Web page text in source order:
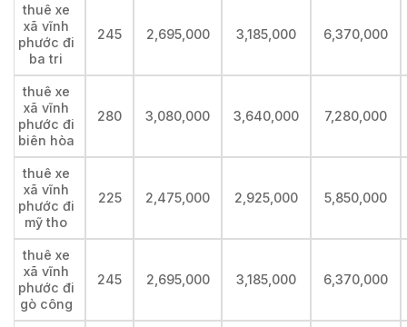
thuê xe
xã vĩnh
phước đi
ba tri
245 2,695,000 3,185,000 6,370,000
thuê xe
xã vĩnh
phước đi
biên hòa
280 3,080,000 3,640,000 7,280,000
thuê xe
xã vĩnh
phước đi
mỹ tho
225 2,475,000 2,925,000 5,850,000
thuê xe
xã vĩnh
phước đi
gò công
245 2,695,000 3,185,000 6,370,000